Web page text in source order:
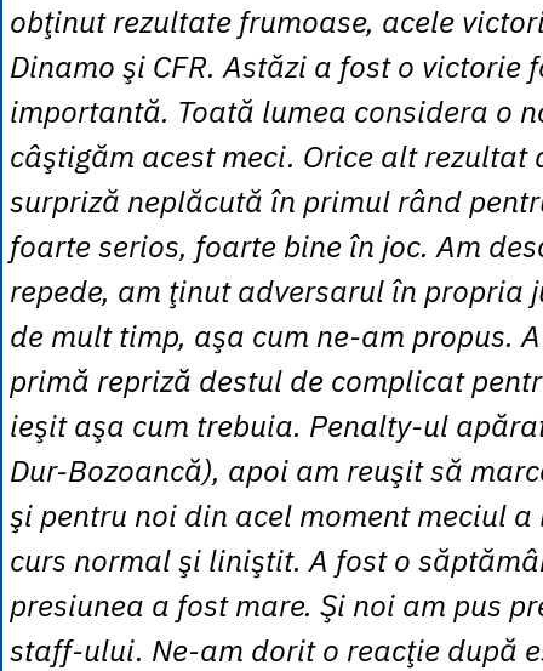
obţinut rezultate frumoase, acele
Dinamo şi CFR. Astăzi a fost o victorie
importantă. Toată lumea considera o
câştigăm acest meci. Orice alt rezultat
surpriză neplăcută în primul rând
foarte serios, foarte bine în joc. Am
repede, am ţinut adversarul în propria
de mult timp, aşa cum ne-am propus.
primă repriză destul de complicat
ieşit aşa cum trebuia. Penalty-ul
Dur-Bozoancă), apoi am reuşit să
şi pentru noi din acel moment meciul
curs normal şi liniştit. A fost o
presiunea a fost mare. Şi noi am pus
staff-ului. Ne-am dorit o reacţie după